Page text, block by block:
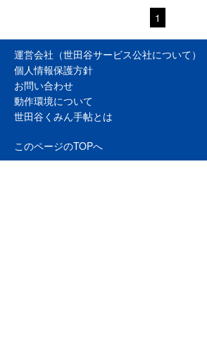
1
運営会社（世田谷サービス公社について）
個人情報保護方針
お問い合わせ
動作環境について
世田谷くみん手帖とは
このページのTOPへ